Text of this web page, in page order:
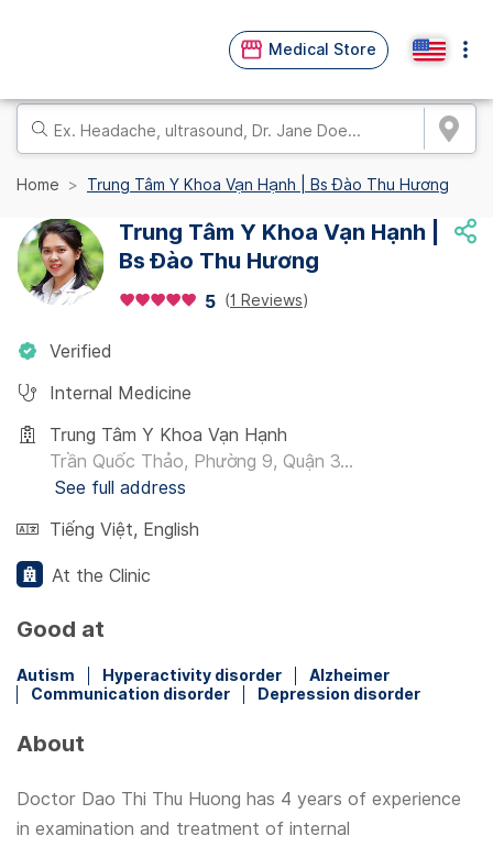
Medical Store
Home Trung Tâm Y Khoa Vạn Hạnh | Bs Đào Thu Hương
Trung Tâm Y Khoa Vạn Hạnh |
Bs Đào Thu Hương
5 (1 Reviews)
Verified
Internal Medicine
Trung Tâm Y Khoa Vạn Hạnh
Trần Quốc Thảo, Phường 9, Quận 3...
See full address
Tiếng Việt, English
At the Clinic
Good at
Autism Hyperactivity disorder
Alzheimer
Communication disorder
Depression disorder
About
Doctor Dao Thi Thu Huong has 4 years of experience
in examination and treatment of internal